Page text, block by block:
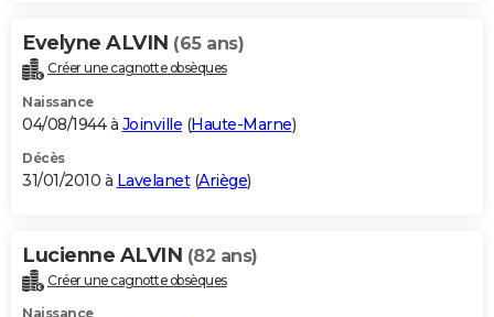
Evelyne ALVIN (65 ans)
Créer une cagnotte obsèques
Naissance
04/08/1944 à Joinville (Haute-Marne)
Décès
31/01/2010 à Lavelanet(Ariège)
Lucienne ALVIN (82 ans)
Créer une cagnotte obsèques
Naissance